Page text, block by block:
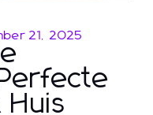
21, 2025
Huis